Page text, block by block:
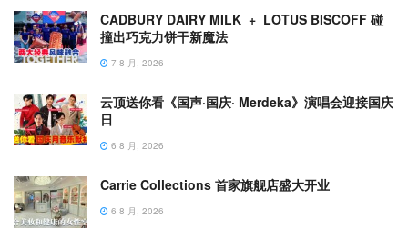
CADBURY DAIRY MILK + LOTUS BISCOFF 碰
撞出巧克力饼干新魔法
7 8 月, 2026
云顶送你看《国声·国庆· Merdeka》演唱会迎接国庆
日
6 8 月, 2026
Carrie Collections 首家旗舰店盛大开业
6 8 月, 2026